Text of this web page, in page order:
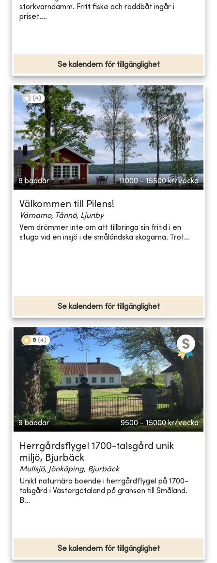
storkvarndamm. Fritt fiske och roddbåt ingår i
priset....
Se kalendern för tillgänglighet
(4)
8 bäddar 11000 - 15500 kr/vecka
Välkommen till Pilens!
Värnamo, Tånnö, Ljunby
Vem drömmer inte om att tillbringa sin fritid i en
stuga vid en insjö i de småländska skogarna. Trot...
Se kalendern för tillgänglighet
5 (4)
9 bäddar 9500 - 15000 kr/vecka
Herrgårdsflygel 1700-talsgård unik
miljö, Bjurbäck
Mullsjö, Jönköping, Bjurbäck
Unikt naturnära boende i herrgårdflygel på 1700-
talsgård i Västergötaland på gränsen till Småland.
B...
Se kalendern för tillgänglighet